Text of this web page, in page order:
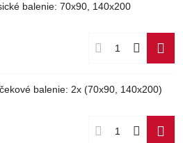
balenie: 70x90, 140x200
balenie: 2x (70x90, 140x200)